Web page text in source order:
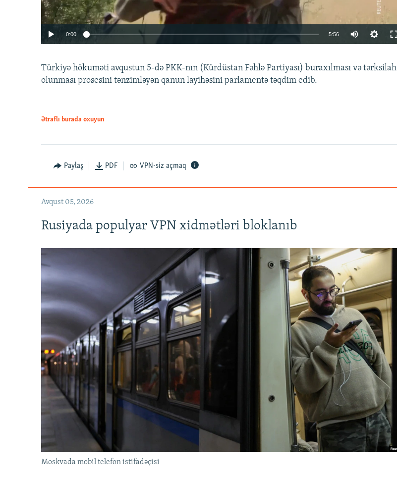
EMBED PAYLAŞ
0:00 5:56
360p
Türkiyə hökuməti avqustun 5-də PKK-nın (Kürdüstan Fəhlə Partiyası) buraxılması və tərksilah
olunması prosesini tənzimləyən qanun layihəsini parlamentə təqdim edib.
Ətraflı burada oxuyun
Paylaş PDF VPN-siz açmaq
Avqust 05, 2026
Rusiyada populyar VPN xidmətləri bloklanıb
Moskvada mobil telefon istifadəçisi